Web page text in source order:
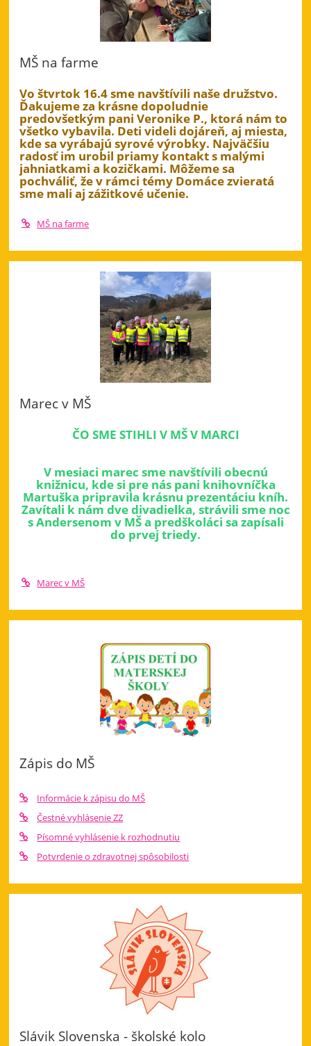
MŠ na farme
Vo štvrtok 16.4 sme navštívili naše družstvo.
Ďakujeme za krásne dopoludnie
predovšetkým pani Veronike P., ktorá nám to
všetko vybavila. Deti videli dojáreň, aj miesta,
kde sa vyrábajú syrové výrobky. Najväčšiu
radosť im urobil priamy kontakt s malými
jahniatkami a kozičkami. Môžeme sa
pochváliť, že v rámci témy Domáce zvieratá
sme mali aj zážitkové učenie.
MŠ na farme
Marec v MŠ
ČO SME STIHLI V MŠ V MARCI
V mesiaci marec sme navštívili obecnú
knižnicu, kde si pre nás pani knihovníčka
Martuška pripravila krásnu prezentáciu kníh.
Zavítali k nám dve divadielka, strávili sme noc
s Andersenom v MŠ a predškoláci sa zapísali
do prvej triedy.
Marec v MŠ
Zápis do MŠ
Informácie k zápisu do MŠ
Čestné vyhlásenie ZZ
Písomné vyhlásenie k rozhodnutiu
Potvrdenie o zdravotnej spôsobilosti
Slávik Slovenska - školské kolo